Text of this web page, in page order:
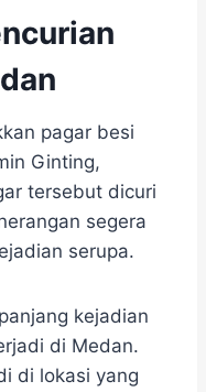
pagar besi
Ginting,
tersebut dicuri
segera
serupa.
kejadian
di Medan.
di lokasi yang